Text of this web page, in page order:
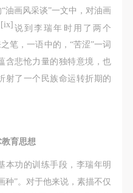
油画风采谈”一文中，对油画
[ix]说到李瑞年时用了两个
笔，一语中的，“苦涩”一词
含悲怆力量的独特意境，也
射了一个民族命运转折期的
育思想
本功的训练手段，李瑞年明
种”。对于他来说，素描不仅